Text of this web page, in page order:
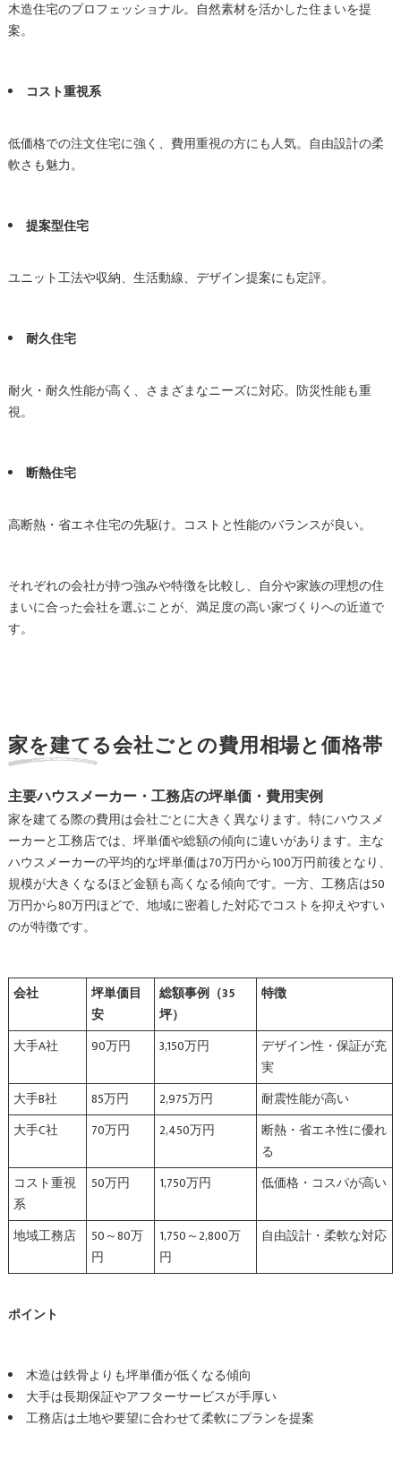
木造住宅のプロフェッショナル。自然素材を活かした住まいを提
案。
コスト重視系
低価格での注文住宅に強く、費用重視の方にも人気。自由設計の柔
軟さも魅力。
提案型住宅
ユニット工法や収納、生活動線、デザイン提案にも定評。
耐久住宅
耐火・耐久性能が高く、さまざまなニーズに対応。防災性能も重
視。
断熱住宅
高断熱・省エネ住宅の先駆け。コストと性能のバランスが良い。
それぞれの会社が持つ強みや特徴を比較し、自分や家族の理想の住
まいに合った会社を選ぶことが、満足度の高い家づくりへの近道で
す。
家を建てる会社ごとの費用相場と価格帯
主要ハウスメーカー・工務店の坪単価・費用実例
家を建てる際の費用は会社ごとに大きく異なります。特にハウスメ
ーカーと工務店では、坪単価や総額の傾向に違いがあります。主な
ハウスメーカーの平均的な坪単価は70万円から100万円前後となり、
規模が大きくなるほど金額も高くなる傾向です。一方、工務店は50
万円から80万円ほどで、地域に密着した対応でコストを抑えやすい
のが特徴です。
会社
坪単価目
安
総額事例（35
坪）
特徴
大手A社 90万円 3,150万円
デザイン性・保証が充
実
大手B社
85万円 2,975万円
耐震性能が高い
大手C社
70万円 2,450万円
断熱・省エネ性に優れ
る
コスト重視
系
50万円 1,750万円 低価格・コスパが高い
地域工務店
50～80万
円
1,750～2,800万
円
自由設計・柔軟な対応
ポイント
木造は鉄骨よりも坪単価が低くなる傾向
大手は長期保証やアフターサービスが手厚い
工務店は土地や要望に合わせて柔軟にプランを提案